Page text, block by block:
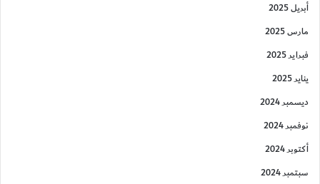
أبريل 2025
مارس 2025
فبراير 2025
يناير 2025
ديسمبر 2024
نوفمبر 2024
أكتوبر 2024
سبتمبر 2024